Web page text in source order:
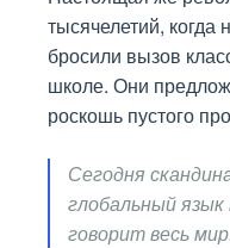
тысячелетий,
бросили вызов
школе. Они
роскошь пустого
Сегодня
глобальный
говорит весь